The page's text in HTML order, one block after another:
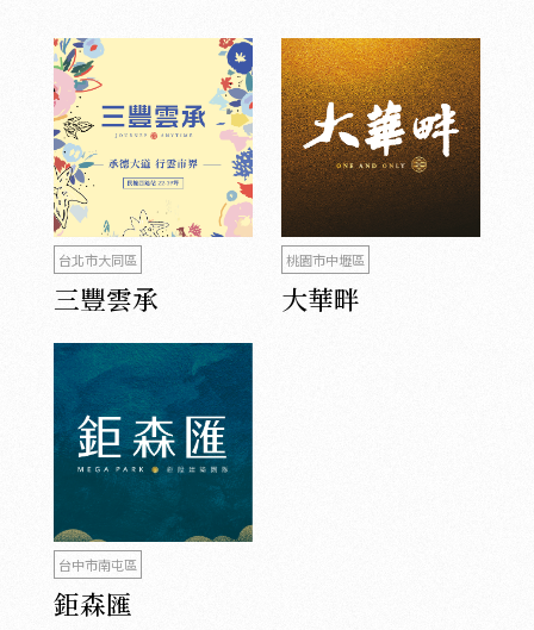
台北市大同區
三豐雲承
桃園市中壢區
大華畔
台中市南屯區
鉅森匯